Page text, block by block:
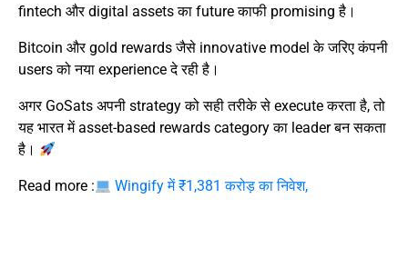
fintech और digital assets का future काफी promising है।
Bitcoin और gold rewards जैसे innovative model के जरिए कंपनी
users को नया experience दे रही है।
अगर GoSats अपनी strategy को सही तरीके से execute करता है, तो
यह भारत में asset-based rewards category का leader बन सकता
है।
Read more : Wingify में ₹1,381 करोड़ का निवेश,